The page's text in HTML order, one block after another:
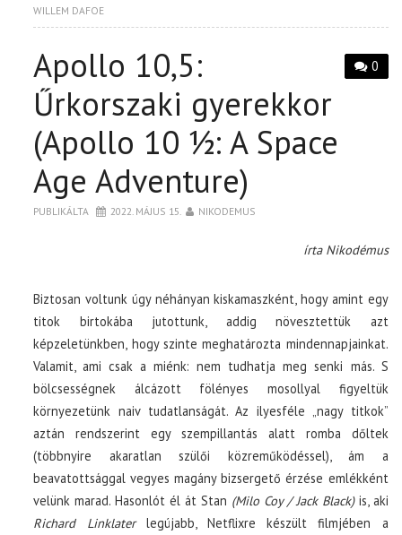
WILLEM DAFOE
0
Apollo 10,5:
Űrkorszaki gyerekkor
(Apollo 10 ½: A Space
Age Adventure)
PUBLIKÁLTA 2022. MÁJUS 15. NIKODEMUS
írta Nikodémus
Biztosan voltunk úgy néhányan kiskamaszként, hogy amint egy
titok birtokába jutottunk, addig növesztettük azt
képzeletünkben, hogy szinte meghatározta mindennapjainkat.
Valamit, ami csak a miénk: nem tudhatja meg senki más. S
bölcsességnek álcázott fölényes mosollyal figyeltük
környezetünk naiv tudatlanságát. Az ilyesféle „nagy titkok”
aztán rendszerint egy szempillantás alatt romba dőltek
(többnyire akaratlan szülői közreműködéssel), ám a
beavatottsággal vegyes magány bizsergető érzése emlékként
velünk marad. Hasonlót él át Stan (Milo Coy / Jack Black)is, aki
Richard Linklaterlegújabb, Netflixre készült filmjében a